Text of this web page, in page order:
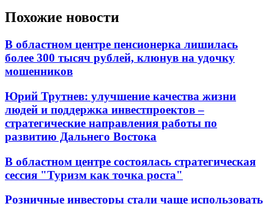
Похожие новости
В областном центре пенсионерка лишилась
более 300 тысяч рублей, клюнув на удочку
мошенников
Юрий Трутнев: улучшение качества жизни
людей и поддержка инвестпроектов –
стратегические направления работы по
развитию Дальнего Востока
В областном центре состоялась стратегическая
сессия "Туризм как точка роста"
Розничные инвесторы стали чаще использовать